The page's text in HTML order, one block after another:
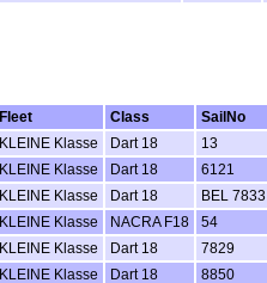
Fleet Class SailNo
KLEINE Klasse Dart 18 13
KLEINE Klasse Dart 18 6121
KLEINE Klasse Dart 18 BEL 7833
KLEINE Klasse NACRA F18 54
KLEINE Klasse Dart 18 7829
KLEINE Klasse Dart 18 8850